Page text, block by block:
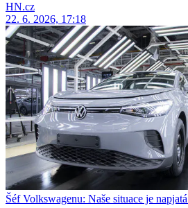
HN.cz
22. 6. 2026, 17:18
Šéf Volkswagenu: Naše situace je